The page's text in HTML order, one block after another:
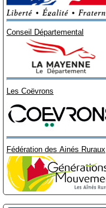
Conseil Départemental
Les Coëvrons
Fédération des Ainés Ruraux